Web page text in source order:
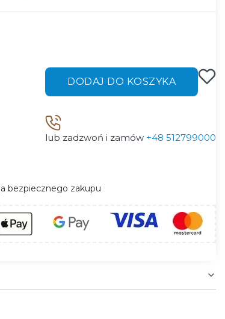
DODAJ DO KOSZYKA
lub zadzwoń i zamów +48 512799000
bezpiecznego zakupu